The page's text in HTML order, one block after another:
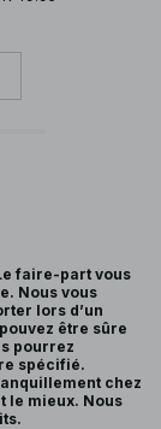
faire-part vous
Nous vous
lors d’un
être sûre
pourrez
spécifié.
chez
le mieux. Nous